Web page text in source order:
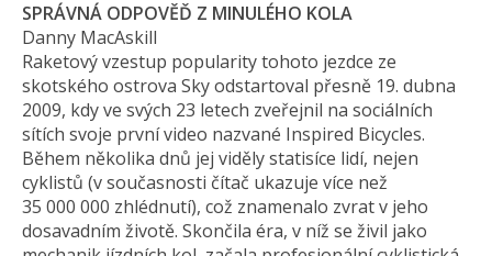
SPRÁVNÁ ODPOVĚĎ Z MINULÉHO KOLA
Danny MacAskill
Raketový vzestup popularity tohoto jezdce ze
skotského ostrova Sky odstartoval přesně 19. dubna
2009, kdy ve svých 23 letech zveřejnil na sociálních
sítích svoje první video nazvané Inspired Bicycles.
Během několika dnů jej viděly statisíce lidí, nejen
cyklistů (v současnosti čítač ukazuje více než
35 000 000 zh­lédnutí), což znamenalo zvrat v jeho
dosavadním životě. Skončila éra, v níž se živil jako